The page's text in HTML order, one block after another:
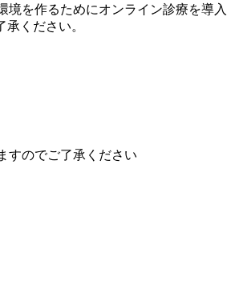
を作るためにオンライン診療を導入
ください。
すのでご了承ください